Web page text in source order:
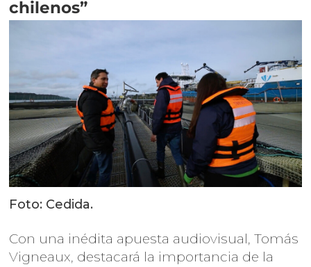
chilenos”
Foto: Cedida.
Con una inédita apuesta audiovisual, Tomás
Vigneaux, destacará la importancia de la